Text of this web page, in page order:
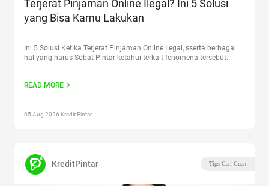
Terjerat Pinjaman Online Ilegal? Ini 5 Solusi
yang Bisa Kamu Lakukan
Ini 5 Solusi Ketika Terjerat Pinjaman Online Ilegal, sserta berbagai
hal yang harus Sobat Pintar ketahui terkait fenomena tersebut.
READ MORE
05 Aug 2026 Kredit Pintar.
KreditPintar Tips Cari Cuan